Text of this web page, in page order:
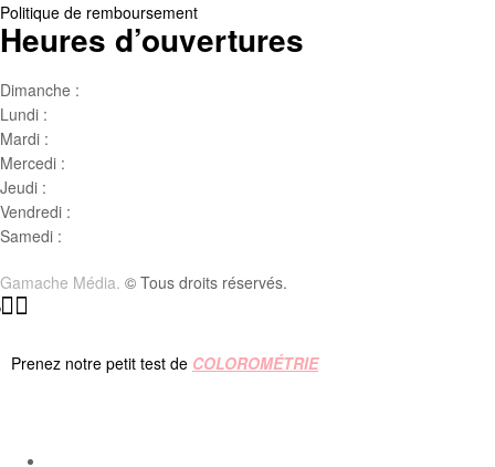
Politique de remboursement
Heures d’ouvertures
Dimanche :
Lundi :
Mardi :
Mercedi :
Jeudi :
Vendredi :
Samedi :
Gamache Média. © Tous droits réservés.
Prenez notre petit test de COLOROMÉTRIE